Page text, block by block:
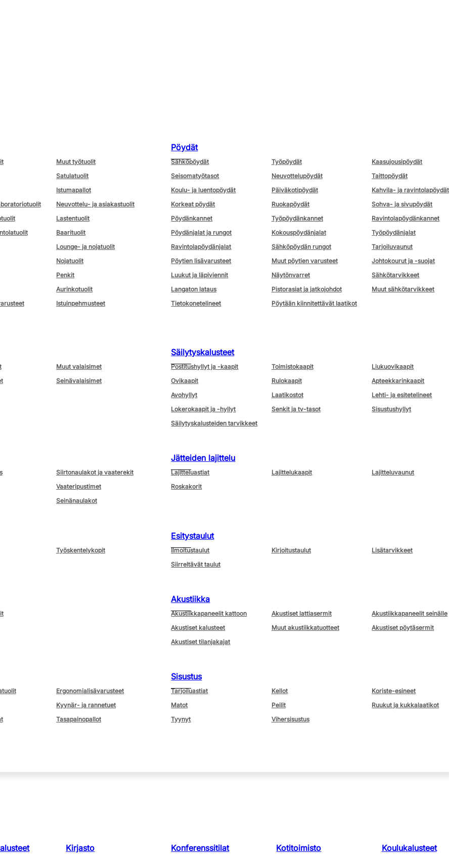
Muut työtuolit
Satulatuolit
Istumapallot
Neuvottelu- ja asiakastuolit
Lastentuolit
Baarituolit
Lounge- ja nojatuolit
Nojatuolit
Penkit
Aurinkotuolit
Istuinpehmusteet
Pöydät
Sähköpöydät Työpöydät
Kaasujousipöydät
Seisomatyötasot
Neuvottelupöydät
Taittopöydät
Koulu- ja luentopöydät
Päiväkotipöydät
Kahvila- ja ravintolapöydät
Korkeat pöydät
Ruokapöydät
Sohva- ja sivupöydät
Pöydänkannet
Työpöydänkannet
Ravintolapöydänkannet
Pöydänjalat ja rungot
Kokouspöydänjalat
Työpöydänjalat
Ravintolapöydänjalat
Sähköpöydän rungot
Tarjoiluvaunut
Pöytien lisävarusteet
Muut pöytien varusteet
Johtokourut ja -suojat
Luukut ja läpiviennit
Näytönvarret
Sähkötarvikkeet
Langaton lataus
Pistorasiat ja jatkojohdot
Muut sähkötarvikkeet
Tietokonetelineet
Pöytään kiinnitettävät laatikot
Muut valaisimet
Seinävalaisimet
Säilytyskalusteet
Postitushyllyt ja -kaapit Toimistokaapit
Liukuovikaapit
Ovikaapit
Rulokaapit
Apteekkarinkaapit
Avohyllyt
Laatikostot
Lehti- ja esitetelineet
Lokerokaapit ja -hyllyt
Senkit ja tv-tasot
Sisustushyllyt
Säilytyskalusteiden tarvikkeet
Siirtonaulakot ja vaaterekit
Vaateripustimet
Seinänaulakot
Jätteiden lajittelu
Lajitteluastiat Lajittelukaapit
Lajitteluvaunut
Roskakorit
Työskentelykopit
Esitystaulut
Ilmoitustaulut Kirjoitustaulut
Lisätarvikkeet
Siirreltävät taulut
Akustiikka
Akustiikkapaneelit kattoon Akustiset lattiasermit
Akustiikkapaneelit seinälle
Akustiset kalusteet
Muut akustiikkatuotteet
Akustiset pöytäsermit
Akustiset tilanjakajat
Ergonomialisävarusteet
Kyynär- ja rannetuet
Tasapainopallot
Sisustus
Tarjoiluastiat Kellot
Koriste-esineet
Matot
Peilit
Ruukut ja kukkalaatikot
Tyynyt
Vihersisustus
Kirjasto Konferenssitilat Kotitoimisto
Koulukalusteet